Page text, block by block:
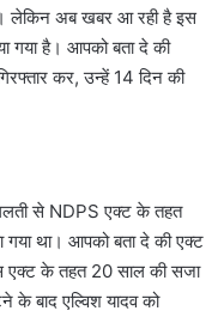
लेकिन अब खबर आ रही है इस
गया है। आपको बता दे की
कर, उन्हें 14 दिन की
से NDPS एक्ट के तहत
गया था। आपको बता दे की एक्ट
एक्ट के तहत 20 साल की सजा
बाद एल्विश यादव को